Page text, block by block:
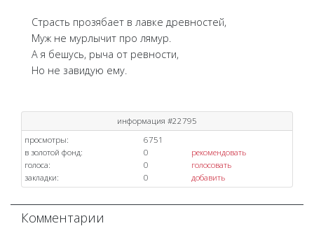
Страсть прозябает в лавке древностей,
Муж не мурлычит про лямур.
А я бешусь, рыча от ревности,
Но не завидую ему.
информация #22795
просмотры:
6751
в золотой фонд:
0
рекомендовать
голоса:
0
голосовать
закладки:
0 добавить
Комментарии